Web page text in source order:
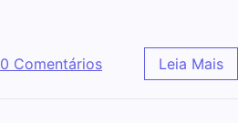
0 Comentários Leia Mais